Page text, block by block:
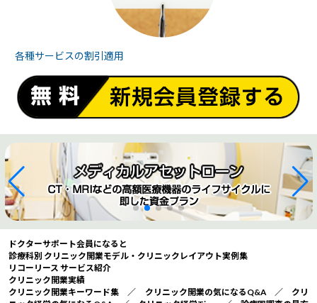
各種サービスの割引適用
ドクターサポート会員になると
診療科別 クリニック開業モデル・クリニックレイアウト実例集
リコーリース サービス紹介
クリニック開業実績
クリニック開業キーワード集 ／ クリニック開業の気になるQ&A／ クリ